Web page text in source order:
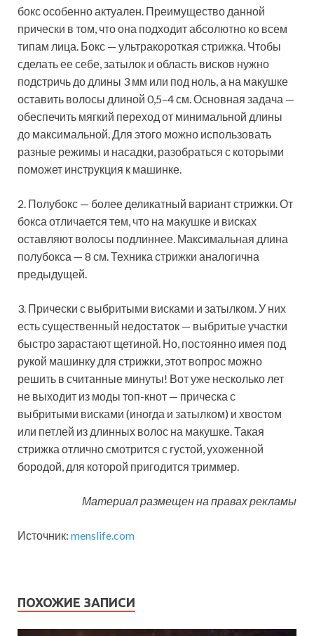
бокс особенно актуален. Преимущество данной
прически в том, что она подходит абсолютно ко всем
типам лица. Бокс — ультракороткая стрижка. Чтобы
сделать ее себе, затылок и область висков нужно
подстричь до длины 3 мм или под ноль, а на макушке
оставить волосы длиной 0,5–4 см. Основная задача —
обеспечить мягкий переход от минимальной длины
до максимальной. Для этого можно использовать
разные режимы и насадки, разобраться с которыми
поможет инструкция к машинке.
2. Полубокс — более деликатный вариант стрижки. От
бокса отличается тем, что на макушке и висках
оставляют волосы подлиннее. Максимальная длина
полубокса — 8 см. Техника стрижки аналогична
предыдущей.
3. Прически с выбритыми висками и затылком. У них
есть существенный недостаток — выбритые участки
быстро зарастают щетиной. Но, постоянно имея под
рукой машинку для стрижки, этот вопрос можно
решить в считанные минуты! Вот уже несколько лет
не выходит из моды топ-кнот — прическа с
выбритыми висками (иногда и затылком) и хвостом
или петлей из длинных волос на макушке. Такая
стрижка отлично смотрится с густой, ухоженной
бородой, для которой пригодится триммер.
Материал размещен на правах рекламы
Источник: menslife.com
ПОХОЖИЕ ЗАПИСИ